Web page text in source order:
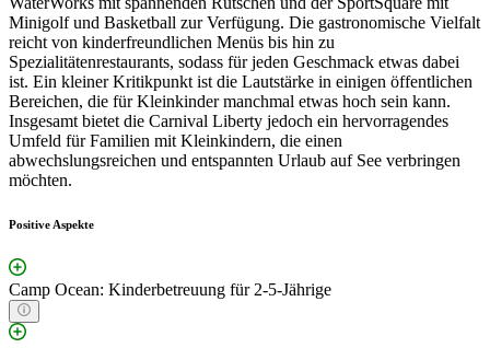
Minigolf und Basketball zur Verfügung. Die gastronomische Vielfalt
reicht von kinderfreundlichen Menüs bis hin zu
Spezialitätenrestaurants, sodass für jeden Geschmack etwas dabei
ist. Ein kleiner Kritikpunkt ist die Lautstärke in einigen öffentlichen
Bereichen, die für Kleinkinder manchmal etwas hoch sein kann.
Insgesamt bietet die Carnival Liberty jedoch ein hervorragendes
Umfeld für Familien mit Kleinkindern, die einen
abwechslungsreichen und entspannten Urlaub auf See verbringen
möchten.
Positive Aspekte
Camp Ocean: Kinderbetreuung für 2-5-Jährige